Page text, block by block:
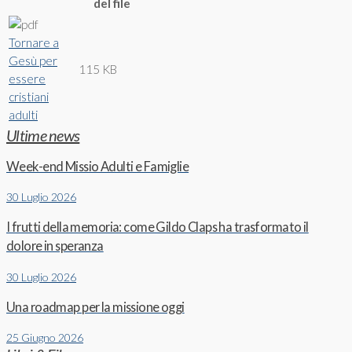
del file
Tornare a
Gesù per
essere
cristiani
adulti
115 KB
Ultime news
Week-end Missio Adulti e Famiglie
30 Luglio 2026
I frutti della memoria: come Gildo Claps ha trasformato il
dolore in speranza
30 Luglio 2026
Una roadmap per la missione oggi
25 Giugno 2026